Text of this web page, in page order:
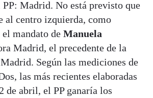
PP: Madrid. No está previsto que
al centro izquierda, como
mandato de Manuela
Madrid, el precedente de la
Según las mediciones de
las más recientes elaboradas
de abril, el PP ganaría los